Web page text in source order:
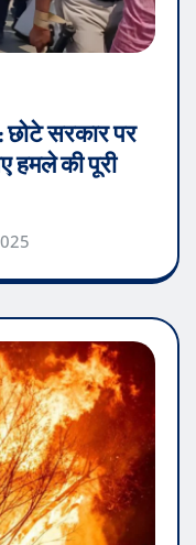
सरकार पर
हमले की पूरी